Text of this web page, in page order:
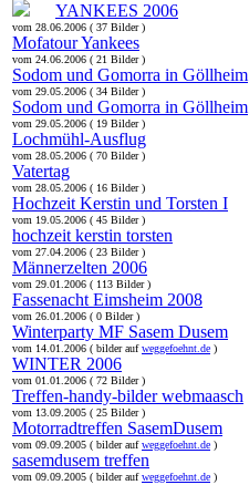
YANKEES 2006
vom 28.06.2006 ( 37 Bilder )
Mofatour Yankees
vom 24.06.2006 ( 21 Bilder )
Sodom und Gomorra in Göllheim
vom 29.05.2006 ( 34 Bilder )
Sodom und Gomorra in Göllheim
vom 29.05.2006 ( 19 Bilder )
Lochmühl-Ausflug
vom 28.05.2006 ( 70 Bilder )
Vatertag
vom 28.05.2006 ( 16 Bilder )
Hochzeit Kerstin und Torsten I
vom 19.05.2006 ( 45 Bilder )
hochzeit kerstin torsten
vom 27.04.2006 ( 23 Bilder )
Männerzelten 2006
vom 29.01.2006 ( 113 Bilder )
Fassenacht Eimsheim 2008
vom 26.01.2006 ( 0 Bilder )
Winterparty MF Sasem Dusem
vom 14.01.2006 ( bilder aufweggefoehnt.de )
WINTER 2006
vom 01.01.2006 ( 72 Bilder )
Treffen-handy-bilder webmaasch
vom 13.09.2005 ( 25 Bilder )
Motorradtreffen SasemDusem
vom 09.09.2005 ( bilder aufweggefoehnt.de )
sasemdusem treffen
vom 09.09.2005 ( bilder aufweggefoehnt.de )